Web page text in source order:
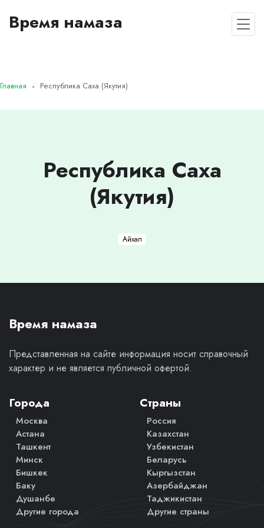
Время намаза
Главная Республика Саха (Якутия)
Республика Саха
(Якутия)
Айхал
Время намаза
Представленная на сайте информация носит справочный
характер и не является публичной офертой.
Города
Москва
Астана
Ташкент
Минск
Бишкек
Баку
Душанбе
Другие города
Страны
Россия
Казахстан
Узбекистан
Беларусь
Кыргызстан
Азербайджан
Таджикистан
Другие страны